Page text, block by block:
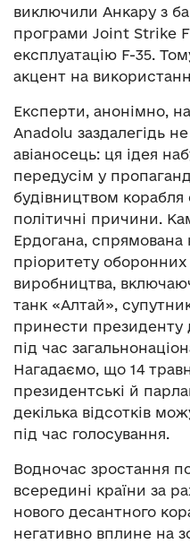
виключили Анкару з
програми Joint Strike
експлуатацію F-35.
акцент на
Експерти, анонімно,
Anadolu заздалегідь
авіаносець: ця ідея
передусім у
будівництвом корабля
політичні причини.
Ердогана, спрямована
пріоритету
виробництва,
танк «Алтай»,
принести президенту
під час
Нагадаємо, що 14
президентські й
декілька відсотків
під час голосування.
Водночас зростання
всередині країни за
нового десантного
негативно вплине на